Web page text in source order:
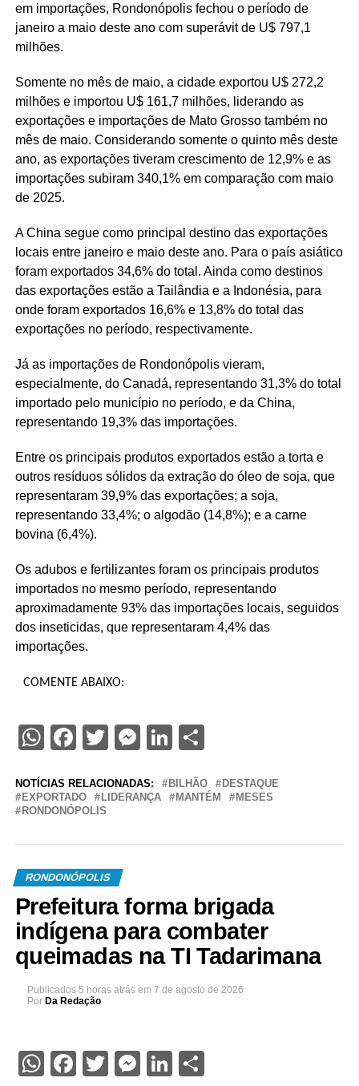
em importações, Rondonópolis fechou o período de
janeiro a maio deste ano com superávit de U$ 797,1
milhões.
Somente no mês de maio, a cidade exportou U$ 272,2
milhões e importou U$ 161,7 milhões, liderando as
exportações e importações de Mato Grosso também no
mês de maio. Considerando somente o quinto mês deste
ano, as exportações tiveram crescimento de 12,9% e as
importações subiram 340,1% em comparação com maio
de 2025.
A China segue como principal destino das exportações
locais entre janeiro e maio deste ano. Para o país asiático
foram exportados 34,6% do total. Ainda como destinos
das exportações estão a Tailândia e a Indonésia, para
onde foram exportados 16,6% e 13,8% do total das
exportações no período, respectivamente.
Já as importações de Rondonópolis vieram,
especialmente, do Canadá, representando 31,3% do total
importado pelo município no período, e da China,
representando 19,3% das importações.
Entre os principais produtos exportados estão a torta e
outros resíduos sólidos da extração do óleo de soja, que
representaram 39,9% das exportações; a soja,
representando 33,4%; o algodão (14,8%); e a carne
bovina (6,4%).
Os adubos e fertilizantes foram os principais produtos
importados no mesmo período, representando
aproximadamente 93% das importações locais, seguidos
dos inseticidas, que representaram 4,4% das
importações.
COMENTE ABAIXO:
WhatsApp
Facebook
Twitter
Messenger
LinkedIn
Share
NOTÍCIAS RELACIONADAS: BILHÃO
DESTAQUE
EXPORTADO
LIDERANÇA MANTÉM
MESES
RONDONÓPOLIS
RONDONÓPOLIS
Prefeitura forma brigada
indígena para combater
queimadas na TI Tadarimana
Publicados 5 horas atrás em 7 de agosto de 2026
Por Da Redação
WhatsApp
Facebook
Twitter
Messenger
LinkedIn
Share